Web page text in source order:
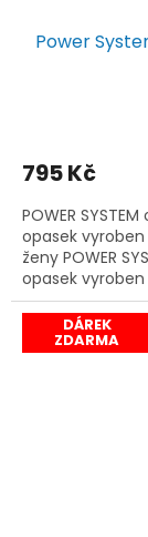
Power
795 Kč
POWER
opasek
ženy POWER
opasek vyroben
DÁREK
ZDARMA